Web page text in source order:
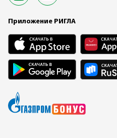
Приложение РИГЛА